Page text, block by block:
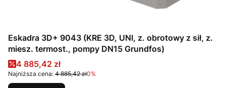
Eskadra 3D+ 9043 (KRE 3D, UNI, z. obrotowy z sił, z.
miesz. termost., pompy DN15 Grundfos)
Cena promocyjna
4 885,42 zł
Najniższa cena: 4 885,42 zł0%